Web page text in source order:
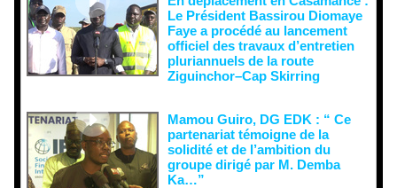
Le Président Bassirou Diomaye
Faye a procédé au lancement
officiel des travaux d’entretien
pluriannuels de la route
Ziguinchor–Cap Skirring
Mamou Guiro, DG EDK : “ Ce
partenariat témoigne de la
solidité et de l’ambition du
groupe dirigé par M. Demba
Ka…”